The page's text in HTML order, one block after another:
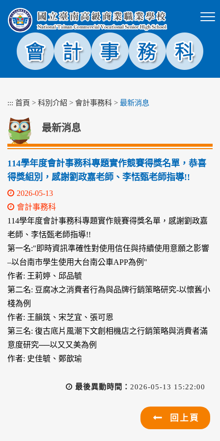
塊
::: 首頁 > 科別介紹 > 會計事務科 > 最新消息
最新消息
114學年度會計事務科專題實作競賽得獎名單，恭喜
得獎組別，感謝劉政嘉老師、李恬甄老師指導!!
2026-05-13
會計事務科
114學年度會計事務科專題實作競賽得獎名單，感謝劉政嘉
老師、李恬甄老師指導!!
第一名:"即時資訊準確性對使用信任與持續使用意願之影響
–以台南市學生使用大台南公車APP為例"
作者: 王莉婷、邱品毓
第二名: 豆腐冰之消費者行為與品牌行銷策略研究-以懷舊小
棧為例
作者: 王韻筑、宋芝宜、張可恩
第三名: 復古底片風潮下文創相機店之行銷策略與消費者滿
意度研究──以又又美為例
作者: 史佳毓、鄭歆瑜
最後異動時間： 2026-05-13 15:22:00
回上頁